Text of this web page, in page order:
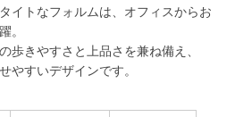
イトなフォルムは、オフィスからお
。
歩きやすさと上品さを兼ね備え、
やすいデザインです。